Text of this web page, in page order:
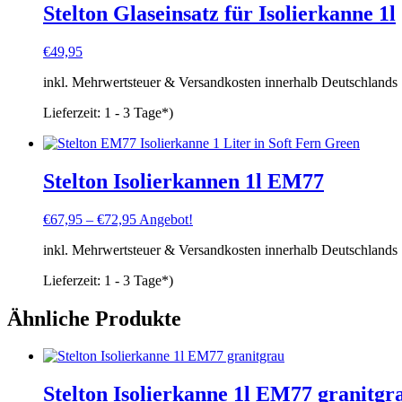
Stelton Glaseinsatz für Isolierkanne 1l
€49,95
inkl. Mehrwertsteuer & Versandkosten innerhalb Deutschlands
Lieferzeit: 1 - 3 Tage*)
Stelton Isolierkannen 1l EM77
€67,95 – €72,95 Angebot!
inkl. Mehrwertsteuer & Versandkosten innerhalb Deutschlands
Lieferzeit: 1 - 3 Tage*)
Ähnliche Produkte
Stelton Isolierkanne 1l EM77